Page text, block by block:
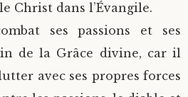
Christ dans l’Évangile.
ses passions et ses
de la Grâce divine, car il
avec ses propres forces